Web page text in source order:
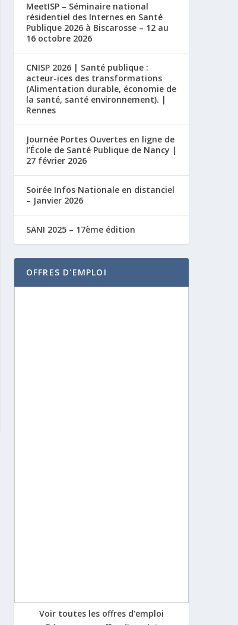
MeetISP – Séminaire national
résidentiel des Internes en Santé
Publique 2026 à Biscarosse – 12 au
16 octobre 2026
CNISP 2026 | Santé publique :
acteur-ices des transformations
(Alimentation durable, économie de
la santé, santé environnement). |
Rennes
Journée Portes Ouvertes en ligne de
l’École de Santé Publique de Nancy |
27 février 2026
Soirée Infos Nationale en distanciel
– Janvier 2026
SANI 2025 – 17ème édition
OFFRES D'EMPLOI
Voir toutes les offres d'emploi